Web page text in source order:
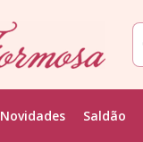
Novidades Saldão